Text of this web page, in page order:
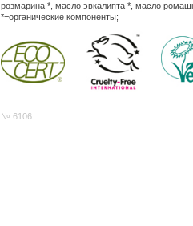
розмарина *, масло эвкалипта *, масло
*=органические компоненты;
№ 6106